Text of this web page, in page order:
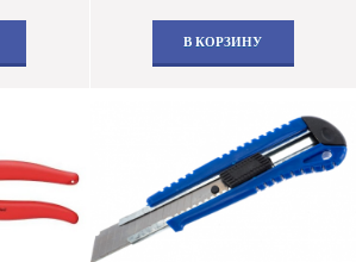
В КОРЗИНУ